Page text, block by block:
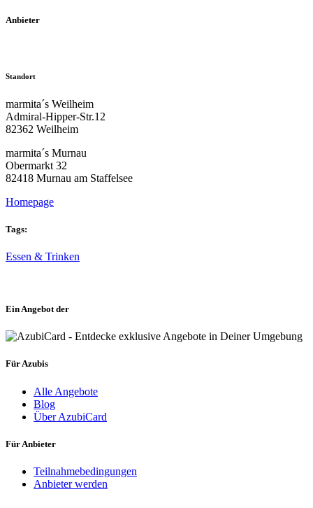
Anbieter
Standort
marmita´s Weilheim
Admiral-Hipper-Str.12
82362 Weilheim
marmita´s Murnau
Obermarkt 32
82418 Murnau am Staffelsee
Homepage
Tags:
Essen & Trinken
Ein Angebot der
Für Azubis
Alle Angebote
Blog
Über AzubiCard
Für Anbieter
Teilnahmebedingungen
Anbieter werden